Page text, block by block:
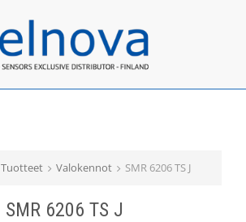
Tuotteet Valokennot SMR 6206 TS J
SMR 6206 TS J